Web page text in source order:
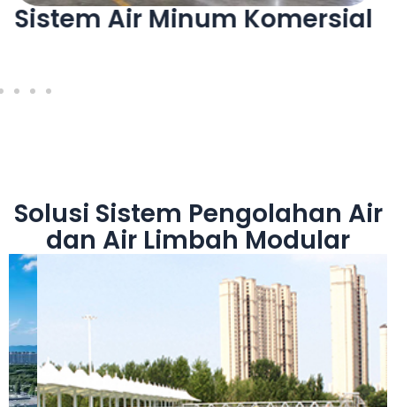
Sistem Air Minum Komersial
Solusi Sistem Pengolahan Air
dan Air Limbah Modular